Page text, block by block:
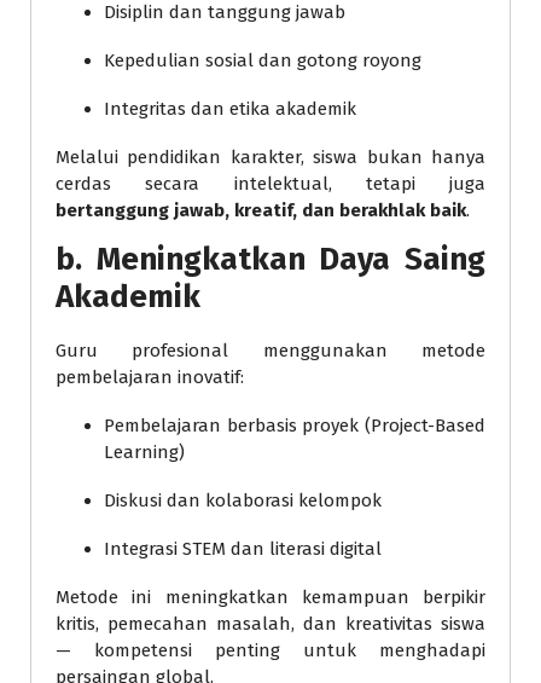
Disiplin dan tanggung jawab
Kepedulian sosial dan gotong royong
Integritas dan etika akademik
Melalui pendidikan karakter, siswa bukan hanya
cerdas secara intelektual, tetapi juga
bertanggung jawab, kreatif, dan berakhlak baik.
b. Meningkatkan Daya Saing
Akademik
Guru profesional menggunakan metode
pembelajaran inovatif:
Pembelajaran berbasis proyek (Project-Based
Learning)
Diskusi dan kolaborasi kelompok
Integrasi STEM dan literasi digital
Metode ini meningkatkan kemampuan berpikir
kritis, pemecahan masalah, dan kreativitas siswa
— kompetensi penting untuk menghadapi
persaingan global.